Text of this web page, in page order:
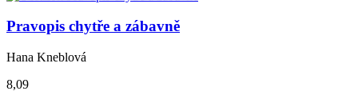
Pravopis chytře a zábavně
Hana Kneblová
8,09